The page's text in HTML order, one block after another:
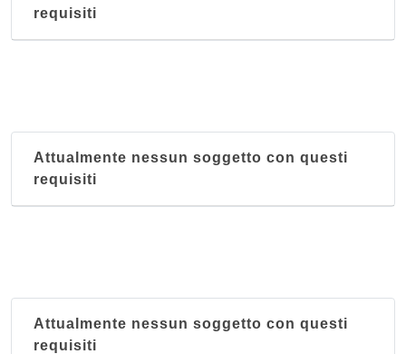
requisiti
Attualmente nessun soggetto con questi
requisiti
Attualmente nessun soggetto con questi
requisiti